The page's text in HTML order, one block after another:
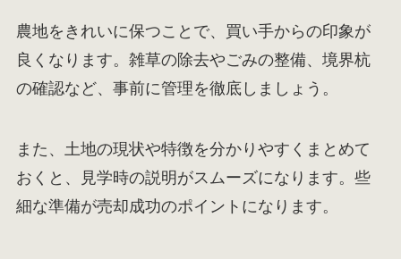
農地をきれいに保つことで、買い手からの印象が
良くなります。雑草の除去やごみの整備、境界杭
の確認など、事前に管理を徹底しましょう。
また、土地の現状や特徴を分かりやすくまとめて
おくと、見学時の説明がスムーズになります。些
細な準備が売却成功のポイントになります。